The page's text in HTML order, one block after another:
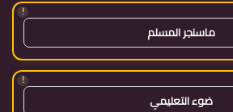
!
ماسنجر المسلم
!
ضوء التعليمي